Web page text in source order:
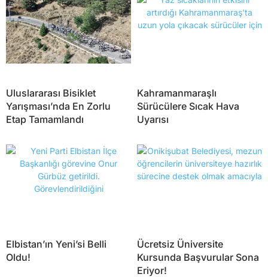
Uluslararası Bisiklet
Yarışması’nda En Zorlu
Etap Tamamlandı
Kahramanmaraşlı
Sürücülere Sıcak Hava
Uyarısı
Elbistan’ın Yeni’si Belli
Oldu!
Ücretsiz Üniversite
Kursunda Başvurular Sona
Eriyor!